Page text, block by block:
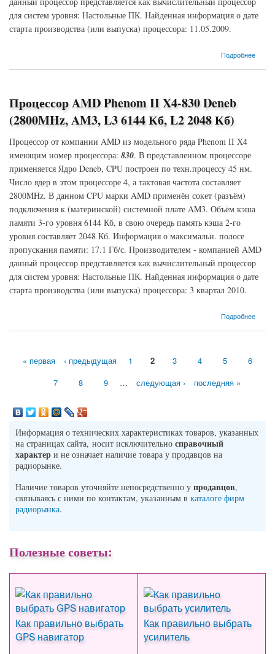
для систем уровня: Настольные ПК. Найденная информация о дате
старта производства (или выпуска) процессора: 11.05.2009.
Подробнее
о Процессор AMD Phenom II X4-925 Deneb (2800MHz, AM3, L3 6144 Кб, L2 2048 Кб)
Процессор AMD Phenom II X4-830 Deneb
(2800MHz, AM3, L3 6144 Кб, L2 2048 Кб)
Процессор от компании AMD из модельного ряда Phenom II X4
имеющим номер процессора: 830. В представленном процессоре
применяется Ядро Deneb, CPU построен по техн.процессу 45 нм.
Число ядер в этом процессоре 4, а тактовая частота составляет
2800MHz. В данном CPU марки AMD применён сокет (разъём)
подключения к (материнской) системной плате AM3. Объём кэша
памяти 3-го уровня 6144 Кб, в свою очередь память кэша 2-го
уровня составляет 2048 Кб. Информация о максимальн. полосе
пропускания памяти: 17.1 Гб/с. Производителем - компанией AMD
данный процессор представляется как вычислительный процессор
для систем уровня: Настольные ПК. Найденная информация о дате
старта производства (или выпуска) процессора: 3 квартал 2010.
Подробнее
о Процессор AMD Phenom II X4-830 Deneb (2800MHz, AM3, L3 6144 Кб, L2 2048 Кб)
Страницы
« первая ‹ предыдущая 1 2 3 4 5
6
7
8 9 … следующая › последняя »
Информация о технических характеристиках товаров, указанных
на страницах сайта, носит исключительно справочный
характер и не означает наличие товара у продавцов на
радиорынке.
Наличие товаров уточняйте непосредственно у продавцов,
связываясь с ними по контактам, указанным в каталоге фирм
радиорынка.
Полезные советы:
Как правильно выбрать
GPS навигатор
Как правильно выбрать
усилитель